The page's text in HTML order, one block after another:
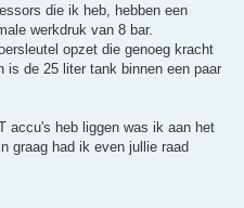
die ik heb, hebben een
werkdruk van 8 bar.
opzet die genoeg kracht
de 25 liter tank binnen een paar
accu's heb liggen was ik aan het
graag had ik even jullie raad